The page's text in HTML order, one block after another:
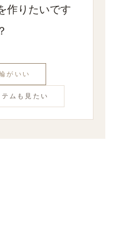
作りたいです
がいい
ムも見たい